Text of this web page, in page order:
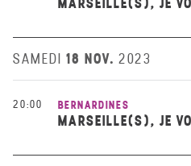
SAMEDI 18 NOV. 2023
20:00 BERNARDINES
MARSEILLE(S), JE